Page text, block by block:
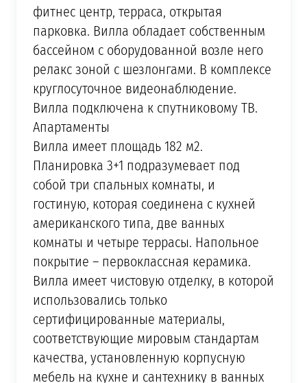
фитнес центр, терраса, открытая
парковка. Вилла обладает собственным
бассейном с оборудованной возле него
релакс зоной с шезлонгами. В комплексе
круглосуточное видеонаблюдение.
Вилла подключена к спутниковому ТВ.
Апартаменты
Вилла имеет площадь 182 м2.
Планировка 3+1 подразумевает под
собой три спальных комнаты, и
гостиную, которая соединена с кухней
американского типа, две ванных
комнаты и четыре террасы. Напольное
покрытие – первоклассная керамика.
Вилла имеет чистовую отделку, в которой
использовались только
сертифицированные материалы,
соответствующие мировым стандартам
качества, установленную корпусную
мебель на кухне и сантехнику в ванных